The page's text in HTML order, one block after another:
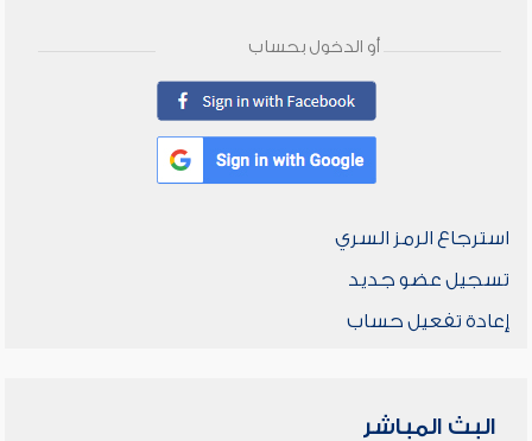
أو الدخول بحساب
استرجاع الرمز السري
تسجيل عضو جديد
إعادة تفعيل حساب
البث المباشر